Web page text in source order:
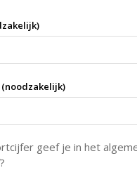
(noodzakelijk)
geef je in het